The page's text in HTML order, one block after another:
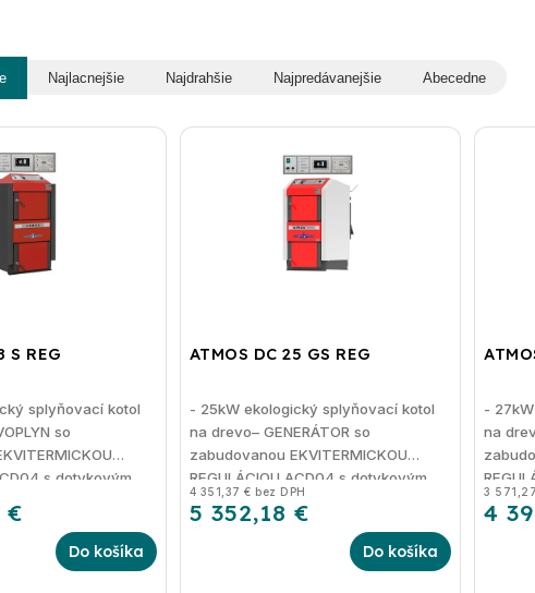
Najlacnejšie Najdrahšie Najpredávanejšie Abecedne
S REG
€
Do košíka
splyňovací kotol
so
s dotykovým
ATMOS DC 25 GS REG
4 351,37 € bez DPH
5 352,18 €
Do košíka
- 25kW ekologický splyňovací kotol
na drevo– GENERÁTOR so
zabudovanou EKVITERMICKOU
REGULÁCIOU ACD04 s dotykovým
displejom
3
4
-
na